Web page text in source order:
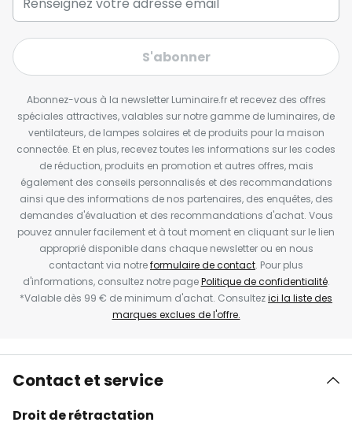
S'abonner
Abonnez-vous à la newsletter Luminaire.fr et recevez des offres
spéciales attractives, valables sur notre gamme de luminaires, de
ventilateurs, de lampes solaires et de produits pour la maison
connectée. Et en plus, recevez toutes les informations sur les codes
de réduction, produits en promotion et autres offres, mais
également des conseils personnalisés et des recommandations
ainsi que des informations de nos partenaires, des enquêtes, des
demandes d'évaluation et des recommandations d'achat. Vous
pouvez annuler facilement et à tout moment en cliquant sur le lien
approprié disponible dans chaque newsletter ou en nous
contactant via notreformulaire de contact. Pour plus
d'informations, consultez notre pagePolitique de confidentialité.
*Valable dès 99 € de minimum d'achat. Consultezici la liste des
marques exclues de l'offre.
Contact et service
Droit de rétractation